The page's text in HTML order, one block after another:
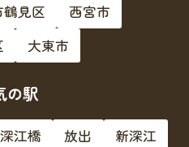
見区
西宮市
大東市
の駅
深江橋 放出
新深江